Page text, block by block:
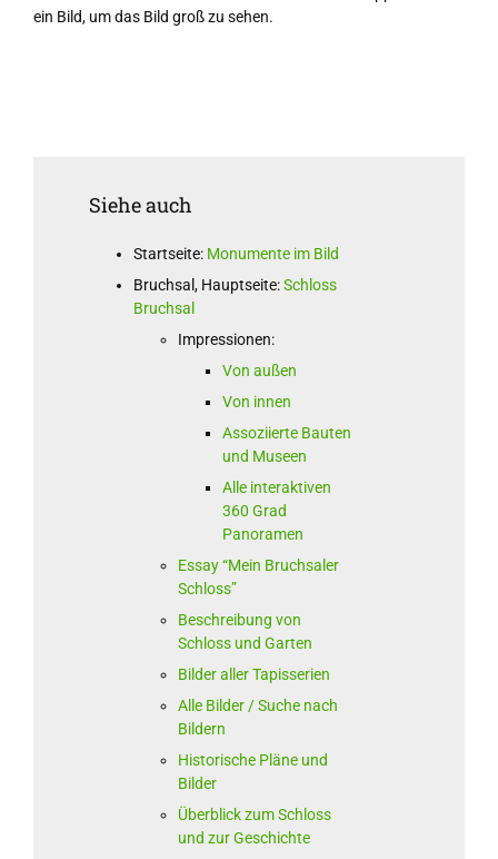
ein Bild, um das Bild groß zu sehen.
Siehe auch
Startseite: Monumente im Bild
Bruchsal, Hauptseite:Schloss
Bruchsal
Impressionen:
Von außen
Von innen
Assoziierte Bauten
und Museen
Alle interaktiven
360 Grad
Panoramen
Essay “Mein Bruchsaler
Schloss”
Beschreibung von
Schloss und Garten
Bilder aller Tapisserien
Alle Bilder / Suche nach
Bildern
Historische Pläne und
Bilder
Überblick zum Schloss
und zur Geschichte